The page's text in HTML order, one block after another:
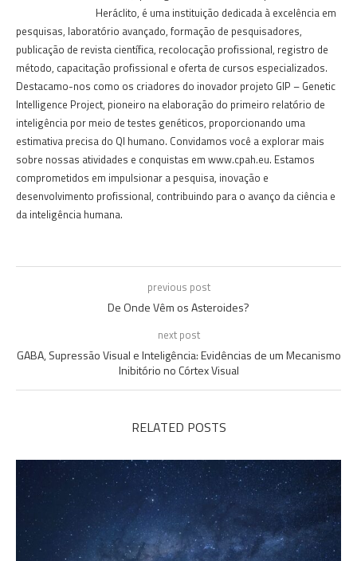
Heráclito, é uma instituição dedicada à excelência em
pesquisas, laboratório avançado, formação de pesquisadores,
publicação de revista científica, recolocação profissional, registro de
método, capacitação profissional e oferta de cursos especializados.
Destacamo-nos como os criadores do inovador projeto GIP – Genetic
Intelligence Project, pioneiro na elaboração do primeiro relatório de
inteligência por meio de testes genéticos, proporcionando uma
estimativa precisa do QI humano. Convidamos você a explorar mais
sobre nossas atividades e conquistas em www.cpah.eu. Estamos
comprometidos em impulsionar a pesquisa, inovação e
desenvolvimento profissional, contribuindo para o avanço da ciência e
da inteligência humana.
previous post
De Onde Vêm os Asteroides?
next post
GABA, Supressão Visual e Inteligência: Evidências de um Mecanismo
Inibitório no Córtex Visual
RELATED POSTS